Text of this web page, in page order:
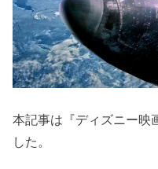
本記事は『ディズニー映
した。